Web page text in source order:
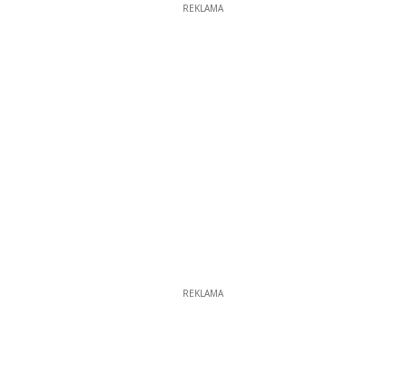
REKLAMA
REKLAMA